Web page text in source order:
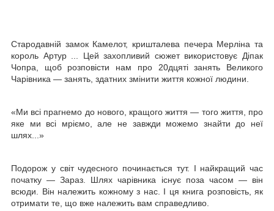
Стародавній замок Камелот, кришталева печера Мерліна та
король Артур ... Цей захопливий сюжет використовує Діпак
Чопра, щоб розповісти нам про 20дцяті занять Великого
Чарівника — занять, здатних змінити життя кожної людини.
«Ми всі прагнемо до нового, кращого життя — того життя, про
яке ми всі мріємо, але не завжди можемо знайти до неї
шлях...»
Подорож у світ чудесного починається тут. І найкращий час
початку — Зараз. Шлях чарівника існує поза часом — він
всюди. Він належить кожному з нас. І ця книга розповість, як
отримати те, що вже належить вам справедливо.